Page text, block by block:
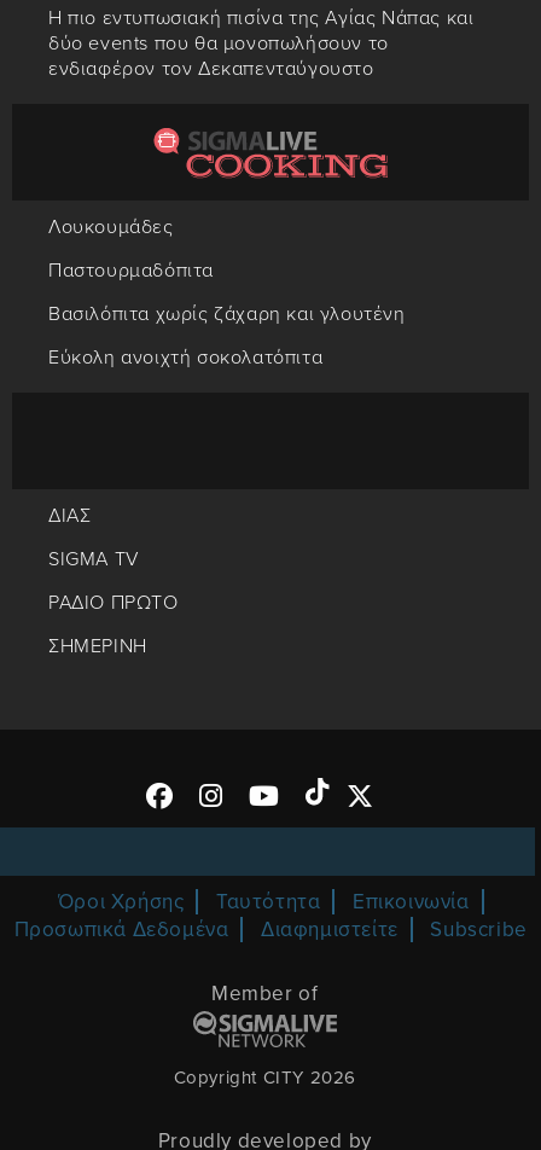
Η πιο εντυπωσιακή πισίνα της Αγίας Νάπας και
δύο events που θα μονοπωλήσουν το
ενδιαφέρον τον Δεκαπενταύγουστο
Λουκουμάδες
Παστουρμαδόπιτα
Βασιλόπιτα χωρίς ζάχαρη και γλουτένη
Εύκολη ανοιχτή σοκολατόπιτα
ΔΙΑΣ
SIGMA TV
ΡΑΔΙΟ ΠΡΩΤΟ
ΣΗΜΕΡΙΝΗ
Όροι Χρήσης Ταυτότητα
Επικοινωνία
Προσωπικά Δεδομένα
Διαφημιστείτε Subscribe
Member of
Copyright CITY 2026
Proudly developed by